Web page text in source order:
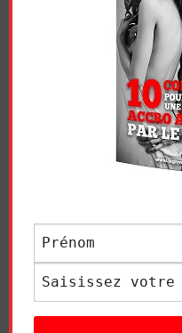
Recevez un ebook
vidéos